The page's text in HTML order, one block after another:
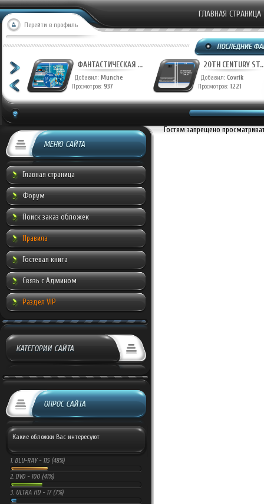
Перейти в профиль
ГЛАВНАЯ СТРАНИЦА
ФАНТАСТИЧЕСКАЯ ...
Добавил: Munche
Просмотров: 937
20TH CENTURY
Добавил: Covrik
Просмотров: 1221
МЕНЮ САЙТА
Главная страница
Форум
Поиск заказ обложек
Правила
Гостевая книга
Связь с Админом
Раздел VIP
КАТЕГОРИИ САЙТА
ОПРОС САЙТА
Какие обложки Вас интересуют
1. BLU-RAY - 115 (48%)
2. DVD - 100 (41%)
3. ULTRA HD - 17 (7%)
Гостям запрещено